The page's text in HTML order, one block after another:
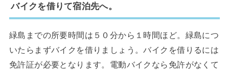
バイクを借りて宿泊先へ。
緑島までの所要時間は５０分から１時間ほど。緑島につ
いたらまずバイクを借りましょう。バイクを借りるには
免許証が必要となります。電動バイクなら免許がなくて